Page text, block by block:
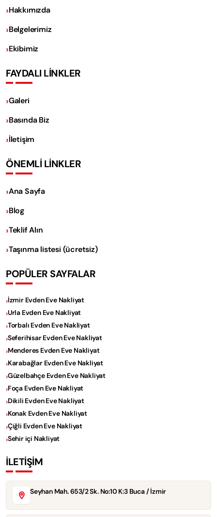
Hakkımızda
Belgelerimiz
Ekibimiz
FAYDALI LİNKLER
Galeri
Basında Biz
İletişim
ÖNEMLİ LİNKLER
Ana Sayfa
Blog
Teklif Alın
Taşınma listesi (ücretsiz)
POPÜLER SAYFALAR
İzmir Evden Eve Nakliyat
Urla Evden Eve Nakliyat
Torbalı Evden Eve Nakliyat
Seferihisar Evden Eve Nakliyat
Menderes Evden Eve Nakliyat
Karabağlar Evden Eve Nakliyat
Güzelbahçe Evden Eve Nakliyat
Foça Evden Eve Nakliyat
Dikili Evden Eve Nakliyat
Konak Evden Eve Nakliyat
Çiğli Evden Eve Nakliyat
Sehir içi Nakliyat
İLETİŞİM
Seyhan Mah. 653/2 Sk. No:10 K:3 Buca / İzmir